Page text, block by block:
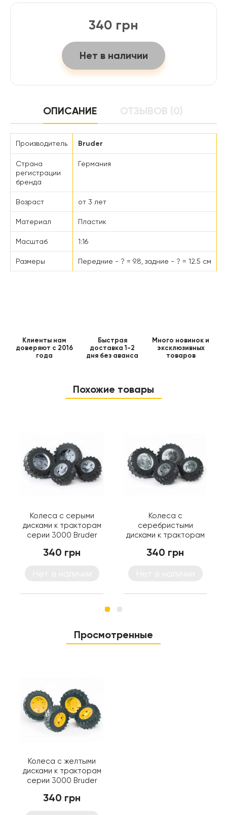
340 грн
Нет в наличии
ОПИСАНИЕ ОТЗЫВОВ (0)
Производитель Bruder
Страна
регистрации
бренда
Германия
Возраст от 3 лет
Материал Пластик
Масштаб 1:16
Размеры Передние - ? = 9.8, задние - ? = 12.5 см
Клиенты нам
доверяют с 2016
года
Быстрая
доставка 1-2
дня без аванса
Много новинок и
эксклюзивных
товаров
Похожие товары
Колеса с серыми
дисками к тракторам
серии 3000 Bruder
340 грн
Колеса с
серебристыми
дисками к тракторам
(03317)
340 грн
Просмотренные
Колеса с желтыми
дисками к тракторам
серии 3000 Bruder
340 грн